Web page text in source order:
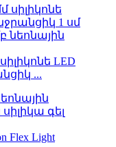
LED
...
Flex Light